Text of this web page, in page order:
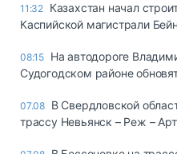
11:32 Казахстан начал
Каспийской магистрали
08:15 На автодороге
Судогодском районе
07.08 В Свердловской
трассу Невьянск – Реж –